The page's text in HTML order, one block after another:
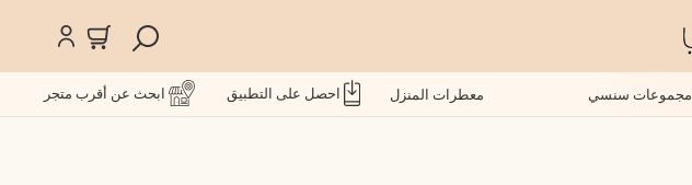
مجموعات سنسي معطرات المنزل احصل على التطبيق ابحث عن أقرب متجر